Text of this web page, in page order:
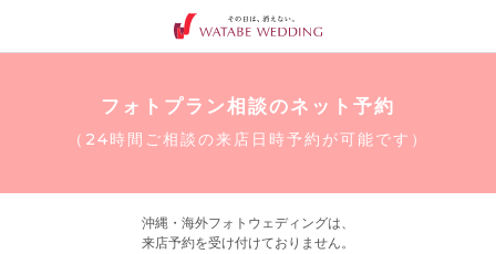
フォトプラン相談のネット予約
（24時間ご相談の来店日時予約が可能です）
沖縄・海外フォトウェディングは、
来店予約を受け付けておりません。